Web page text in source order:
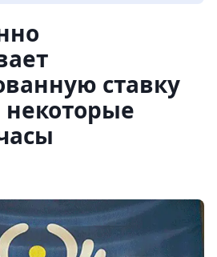
ставку